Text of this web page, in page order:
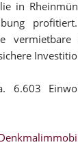
in
6.603